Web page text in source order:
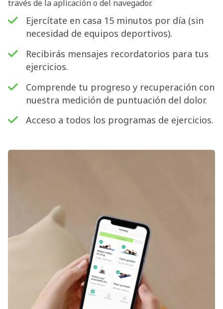
través de la aplicación o del navegador.
Ejercítate en casa 15 minutos por día (sin
necesidad de equipos deportivos).
Recibirás mensajes recordatorios para tus
ejercicios.
Comprende tu progreso y recuperación con
nuestra medición de puntuación del dolor.
Acceso a todos los programas de ejercicios.